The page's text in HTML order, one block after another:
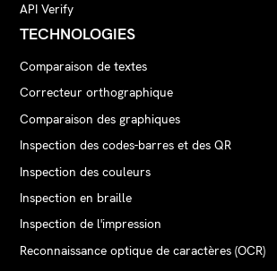
API Verify
TECHNOLOGIES
Comparaison de textes
Correcteur orthographique
Comparaison des graphiques
Inspection des codes-barres et des QR
Inspection des couleurs
Inspection en braille
Inspection de l'impression
Reconnaissance optique de caractères (OCR)